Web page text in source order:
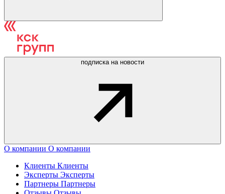
подписка на новости
О компании О компании
Клиенты Клиенты
Эксперты Эксперты
Партнеры Партнеры